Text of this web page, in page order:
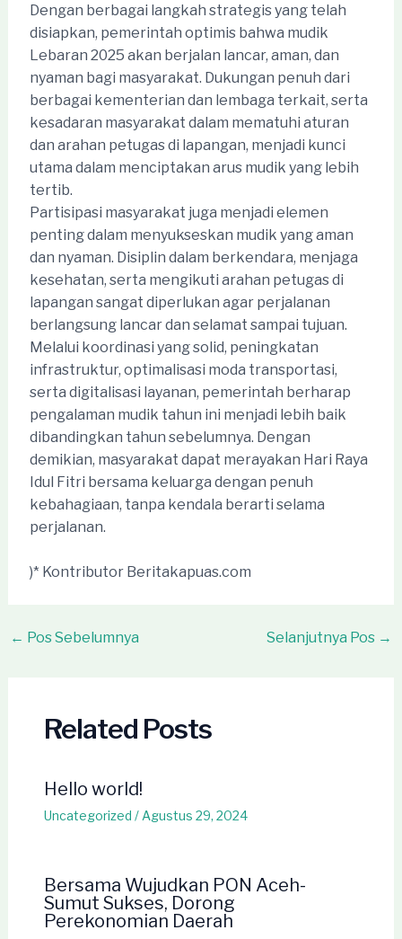
Dengan berbagai langkah strategis yang telah
disiapkan, pemerintah optimis bahwa mudik
Lebaran 2025 akan berjalan lancar, aman, dan
nyaman bagi masyarakat. Dukungan penuh dari
berbagai kementerian dan lembaga terkait, serta
kesadaran masyarakat dalam mematuhi aturan
dan arahan petugas di lapangan, menjadi kunci
utama dalam menciptakan arus mudik yang lebih
tertib.
Partisipasi masyarakat juga menjadi elemen
penting dalam menyukseskan mudik yang aman
dan nyaman. Disiplin dalam berkendara, menjaga
kesehatan, serta mengikuti arahan petugas di
lapangan sangat diperlukan agar perjalanan
berlangsung lancar dan selamat sampai tujuan.
Melalui koordinasi yang solid, peningkatan
infrastruktur, optimalisasi moda transportasi,
serta digitalisasi layanan, pemerintah berharap
pengalaman mudik tahun ini menjadi lebih baik
dibandingkan tahun sebelumnya. Dengan
demikian, masyarakat dapat merayakan Hari Raya
Idul Fitri bersama keluarga dengan penuh
kebahagiaan, tanpa kendala berarti selama
perjalanan.
)* Kontributor Beritakapuas.com
Post
← Pos Sebelumnya Selanjutnya Pos →
Related Posts
Hello world!
Uncategorized / Agustus 29, 2024
Bersama Wujudkan PON Aceh-
Sumut Sukses, Dorong
Perekonomian Daerah